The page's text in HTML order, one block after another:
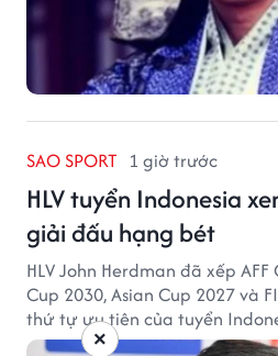
SAO SPORT 1 giờ trước
HLV tuyển Indonesia
giải đấu hạng bét
HLV John Herdman đã xếp
Cup 2030, Asian Cup 2027 và
thứ tự ưu tiên của tuyển
×